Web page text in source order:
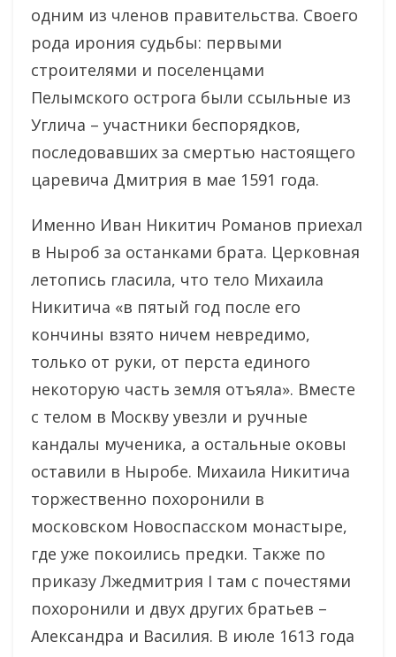
одним из членов правительства. Своего
рода ирония судьбы: первыми
строителями и поселенцами
Пелымского острога были ссыльные из
Углича – участники беспорядков,
последовавших за смертью настоящего
царевича Дмитрия в мае 1591 года.
Именно Иван Никитич Романов приехал
в Ныроб за останками брата. Церковная
летопись гласила, что тело Михаила
Никитича «в пятый год после его
кончины взято ничем невредимо,
только от руки, от перста единого
некоторую часть земля отъяла». Вместе
с телом в Москву увезли и ручные
кандалы мученика, а остальные оковы
оставили в Ныробе. Михаила Никитича
торжественно похоронили в
московском Новоспасском монастыре,
где уже покоились предки. Также по
приказу Лжедмитрия I там с почестями
похоронили и двух других братьев –
Александра и Василия. В июле 1613 года